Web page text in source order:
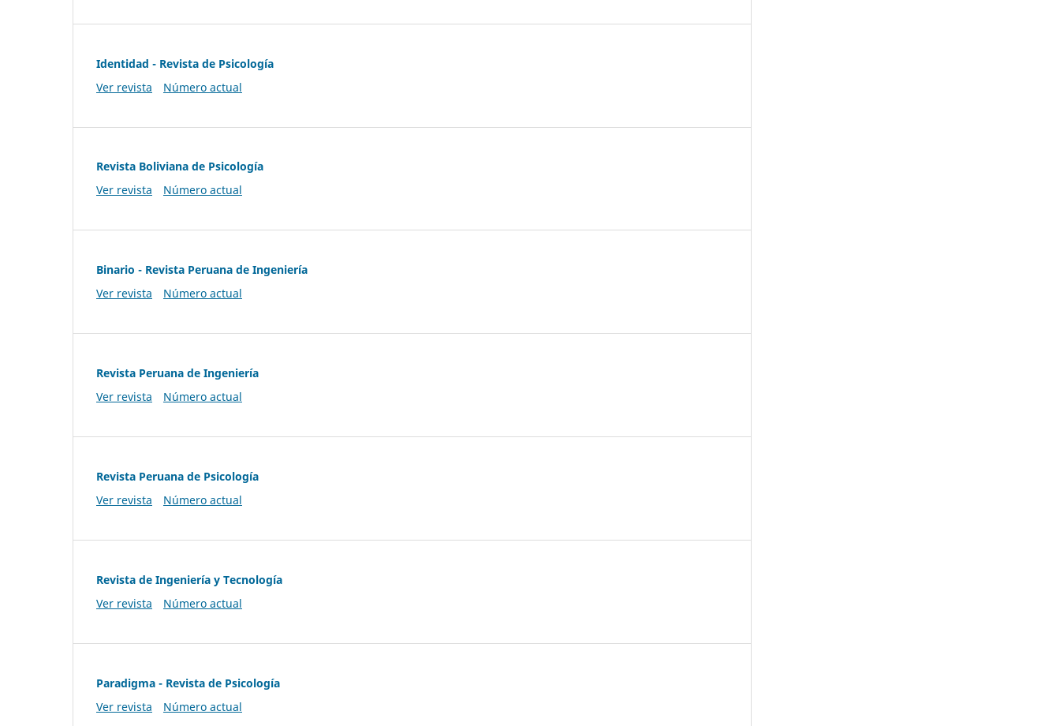
Identidad - Revista de Psicología
Ver revista
Número actual
Revista Boliviana de Psicología
Ver revista
Número actual
Binario - Revista Peruana de Ingeniería
Ver revista
Número actual
Revista Peruana de Ingeniería
Ver revista
Número actual
Revista Peruana de Psicología
Ver revista
Número actual
Revista de Ingeniería y Tecnología
Ver revista
Número actual
Paradigma - Revista de Psicología
Ver revista
Número actual